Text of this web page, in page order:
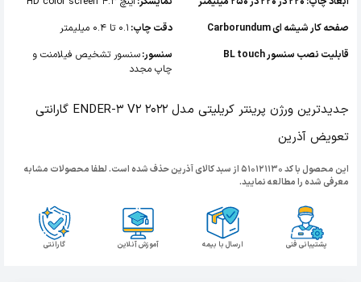
صفحه کار شیشه ای Carborundum
قابلیت نصب سنسور BL touch
دقت چاپ: 0.1 تا 0.4 میلیمتر
سنسور:سنسور تشخیص فیلامنت و
چاپ مجدد
جدیدترین ورژن پرینتر کریلیتی مدل ENDER-3 V2 2022 گارانتی
تعویض آذرین
این محصول با کد 510121130 از سبد کالای آذرین حذف شده است. لطفا محصولات مشابه
معرفی شده را مطالعه نمایید.
گارانتی آموزش آنلاین ارسال با بیمه پشتیبانی فنی